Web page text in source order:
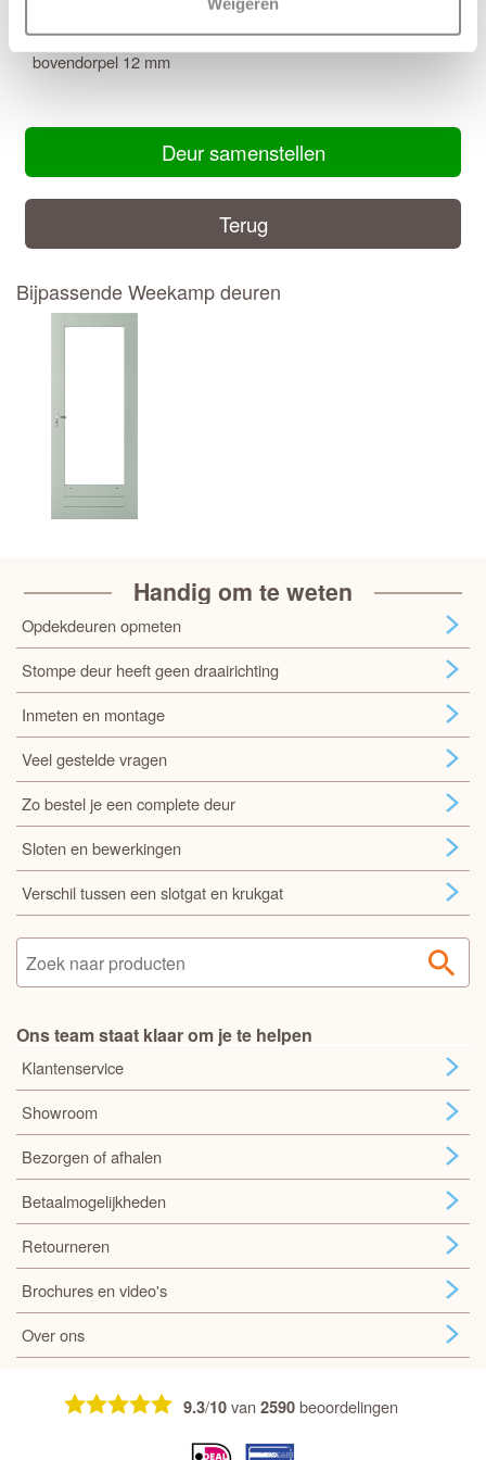
Inkortmogelijkheden stomp: Onderzijde 12 mm, zijstijlen en
bovendorpel 12 mm
Deur samenstellen
Terug
Bijpassende Weekamp deuren
Handig om te weten
Opdekdeuren opmeten
Stompe deur heeft geen draairichting
Inmeten en montage
Veel gestelde vragen
Zo bestel je een complete deur
Sloten en bewerkingen
Verschil tussen een slotgat en krukgat
Ons team staat klaar om je te helpen
Klantenservice
Showroom
Bezorgen of afhalen
Betaalmogelijkheden
Retourneren
Brochures en video's
Over ons
9.3/10van2590beoordelingen